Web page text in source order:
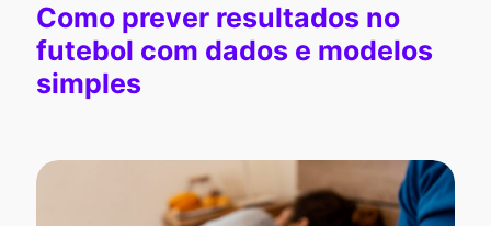
Como prever resultados no
futebol com dados e modelos
simples